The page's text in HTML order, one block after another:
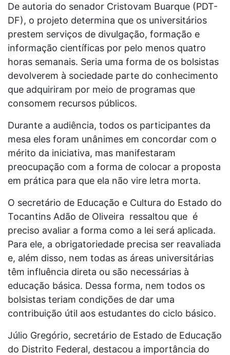
De autoria do senador Cristovam Buarque (PDT-
DF), o projeto determina que os universitários
prestem serviços de divulgação, formação e
informação científicas por pelo menos quatro
horas semanais. Seria uma forma de os bolsistas
devolverem à sociedade parte do conhecimento
que adquiriram por meio de programas que
consomem recursos públicos.
Durante a audiência, todos os participantes da
mesa eles foram unânimes em concordar com o
mérito da iniciativa, mas manifestaram
preocupação com a forma de colocar a proposta
em prática para que ela não vire letra morta.
O secretário de Educação e Cultura do Estado do
Tocantins Adão de Oliveira ressaltou que é
preciso avaliar a forma como a lei será aplicada.
Para ele, a obrigatoriedade precisa ser reavaliada
e, além disso, nem todas as áreas universitárias
têm influência direta ou são necessárias à
educação básica. Dessa forma, nem todos os
bolsistas teriam condições de dar uma
contribuição útil aos estudantes do ciclo básico.
Júlio Gregório, secretário de Estado de Educação
do Distrito Federal, destacou a importância do